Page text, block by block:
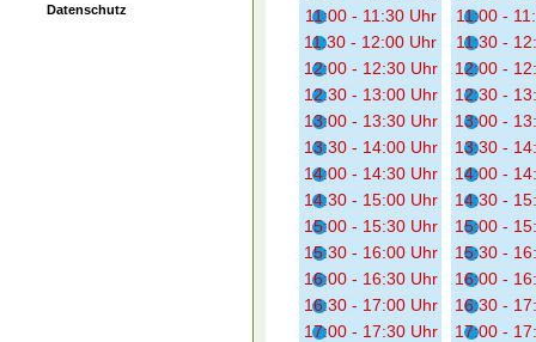
Datenschutz
11:00 - 11:30 Uhr
11:30 - 12:00 Uhr
12:00 - 12:30 Uhr
12:30 - 13:00 Uhr
13:00 - 13:30 Uhr
13:30 - 14:00 Uhr
14:00 - 14:30 Uhr
14:30 - 15:00 Uhr
15:00 - 15:30 Uhr
15:30 - 16:00 Uhr
16:00 - 16:30 Uhr
16:30 - 17:00 Uhr
17:00 - 17:30 Uhr
11:00 -
11:30 -
12:00 -
12:30 -
13:00 -
13:30 -
14:00 -
14:30 -
15:00 -
15:30 -
16:00 -
16:30 -
17:00 -